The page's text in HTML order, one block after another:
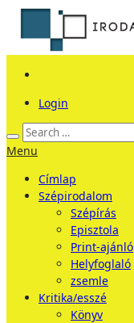
Login
Menu
Címlap
Szépirodalom
Szépírás
Episztola
Print-ajánló
Helyfoglaló
zsemle
Kritika/esszé
Könyv